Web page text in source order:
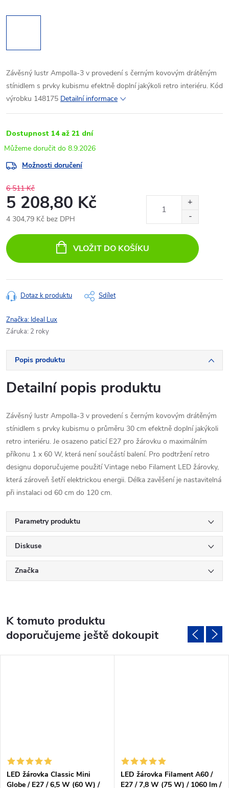
Závěsný lustr Ampolla-3 v provedení s černým kovovým drátěným
stínidlem s prvky kubismu efektně doplní jakýkoli retro interiéru. Kód
výrobku 148175 Detailní informace
Dostupnost 14 až 21 dní
8.9.2026
Možnosti doručení
6 511 Kč
5 208,80 Kč
4 304,79 Kč bez DPH
cena:
VLOŽIT DO KOŠÍKU
Dotaz k produktu Sdílet
Značka: Ideal Lux
Záruka: 2 roky
Popis produktu
Detailní popis produktu
Závěsný lustr Ampolla-3 v provedení s černým kovovým drátěným
stínidlem s prvky kubismu o průměru 30 cm efektně doplní jakýkoli
retro interiéru. Je osazeno paticí E27 pro žárovku o maximálním
příkonu 1 x 60 W, která není součástí balení. Pro podtržení retro
designu doporučujeme použití Vintage nebo Filament LED žárovky,
která zároveň šetří elektrickou energii. Délka zavěšení je nastavitelná
při instalaci od 60 cm do 120 cm.
Parametry produktu
Diskuse
Značka
K tomuto produktu
doporučujeme ještě dokoupit
LED žárovka Classic Mini
Globe / E27 / 6,5 W (60 W) /
LED žárovka Filament A60 /
E27 / 7,8 W (75 W) / 1060 lm /